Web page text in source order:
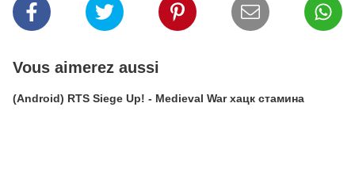
Vous aimerez aussi
(Android) RTS Siege Up! - Medieval War хацк стамина